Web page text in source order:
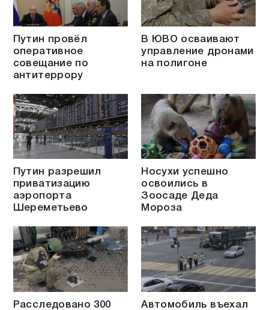
Путин провёл
оперативное
совещание по
антитеррору
В ЮВО осваивают
управление дронами
на полигоне
Путин разрешил
приватизацию
аэропорта
Шереметьево
Носухи успешно
освоились в
Зоосаде Деда
Мороза
Расследовано 300
Автомобиль въехал